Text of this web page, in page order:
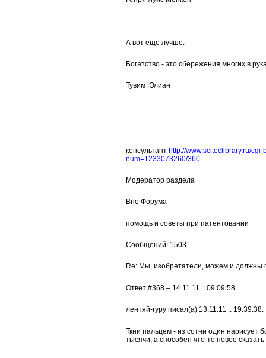
А вот еще лучше:
Богатство - это сбережения многих в
Тувим Юлиан
консультант http://www.sciteclibrary.ru/
num=1233073260/360
Модератор раздела
Вне Форума
помощь и советы при патентовании
Сообщений: 1503
Re: Мы, изобретатели, можем и должны
Ответ #368 – 14.11.11 :: 09:09:58
лентяй-гуру писал(а) 13.11.11 :: 19:39:38:
Ткни пальцем - из сотни один нарисует
тысячи, а способен что-то новое